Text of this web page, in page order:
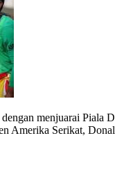
dengan menjuarai
Amerika Serikat,